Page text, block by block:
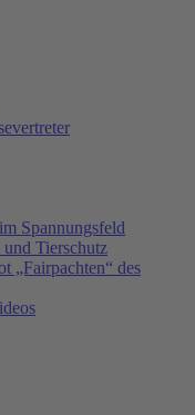
Spannungsfeld
Tierschutz
„Fairpachten“ des